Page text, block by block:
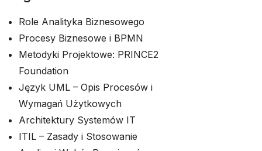
Role Analityka Biznesowego
Procesy Biznesowe i BPMN
Metodyki Projektowe: PRINCE2
Foundation
Język UML – Opis Procesów i
Wymagań Użytkowych
Architektury Systemów IT
ITIL – Zasady i Stosowanie